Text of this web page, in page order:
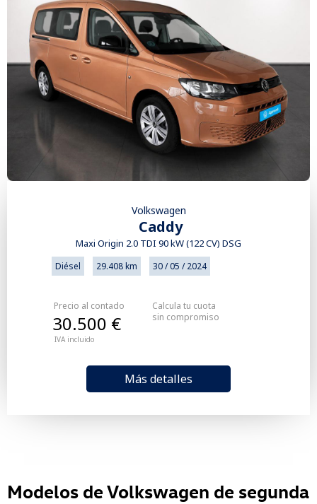
Volkswagen
Caddy
Maxi Origin 2.0 TDI 90 kW (122 CV) DSG
Diésel 29.408 km 30 / 05 / 2024
Precio al contado
IVA incluido
30.500 €
Más detalles
Calcula tu cuota
sin compromiso
Modelos de Volkswagen de segunda